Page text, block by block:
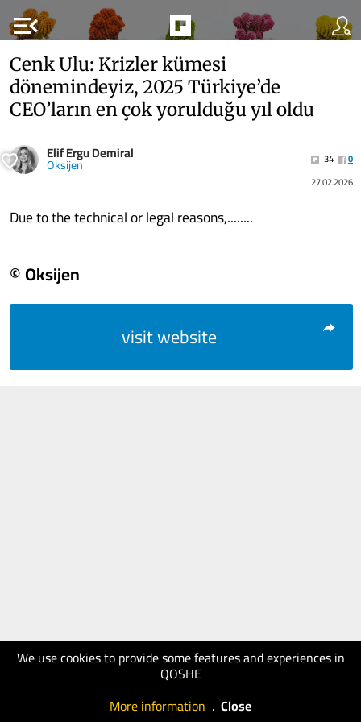
menu_open
We use cookies to provide some features and experiences in
QOSHE
More information . Close
Cenk Ulu: Krizler kümesi
dönemindeyiz, 2025 Türkiye’de
CEO’ların en çok yorulduğu yıl oldu
Elif Ergu Demiral
Oksijen 34
0
27.02.2026
Due to the technical or legal reasons,........
© Oksijen
visit website